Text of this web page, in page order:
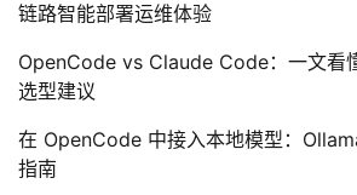
链路智能部署运维体验
OpenCode vs Claude Code：一文看
选型建议
在 OpenCode 中接入本地模型：
指南